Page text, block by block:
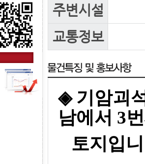
주변시설
교통정보
◈ 기암괴
남에서 3
토지입